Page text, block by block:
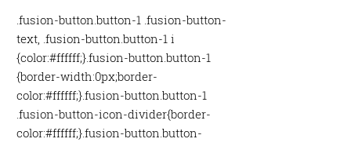
.fusion-button.button-1 .fusion-button-
text, .fusion-button.button-1 i
{color:#ffffff;}.fusion-button.button-1
{border-width:0px;border-
color:#ffffff;}.fusion-button.button-1
.fusion-button-icon-divider{border-
color:#ffffff;}.fusion-button.button-